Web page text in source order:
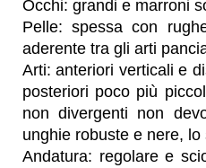
Occhi: grandi e marroni
Pelle: spessa con
aderente tra gli arti
Arti: anteriori verticali e
posteriori poco più
non divergenti non
unghie robuste e nere,
Andatura: regolare e